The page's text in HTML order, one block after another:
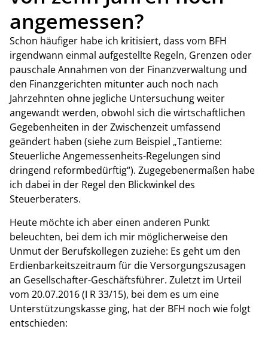
angemessen?
Schon häufiger habe ich kritisiert, dass vom BFH
irgendwann einmal aufgestellte Regeln, Grenzen oder
pauschale Annahmen von der Finanzverwaltung und
den Finanzgerichten mitunter auch noch nach
Jahrzehnten ohne jegliche Untersuchung weiter
angewandt werden, obwohl sich die wirtschaftlichen
Gegebenheiten in der Zwischenzeit umfassend
geändert haben (siehe zum Beispiel „Tantieme:
Steuerliche Angemessenheits-Regelungen sind
dringend reformbedürftig“). Zugegebenermaßen habe
ich dabei in der Regel den Blickwinkel des
Steuerberaters.
Heute möchte ich aber einen anderen Punkt
beleuchten, bei dem ich mir möglicherweise den
Unmut der Berufskollegen zuziehe: Es geht um den
Erdienbarkeitszeitraum für die Versorgungszusagen
an Gesellschafter-Geschäftsführer. Zuletzt im Urteil
vom 20.07.2016 (I R 33/15), bei dem es um eine
Unterstützungskasse ging, hat der BFH noch wie folgt
entschieden: